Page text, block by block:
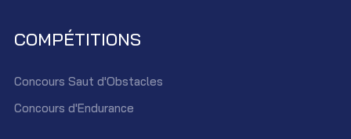
COMPÉTITIONS
Concours Saut d'Obstacles
Concours d'Endurance